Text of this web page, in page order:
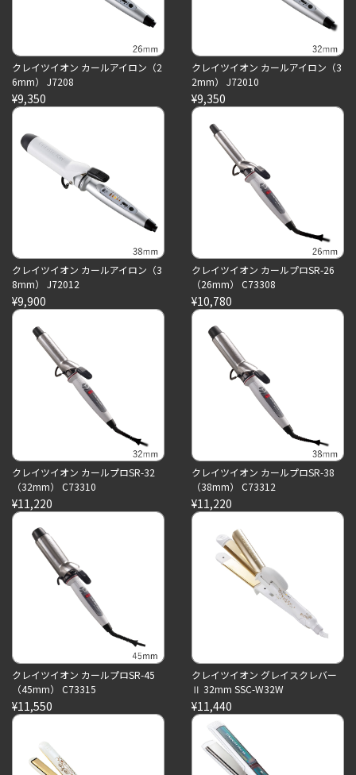
クレイツイオン カールアイロン（2
6mm） J7208
¥9,350
クレイツイオン カールアイロン（3
2mm） J72010
¥9,350
クレイツイオン カールアイロン（3
8mm） J72012
¥9,900
クレイツイオン カールプロSR-26
（26mm） C73308
¥10,780
クレイツイオン カールプロSR-32
（32mm） C73310
¥11,220
クレイツイオン カールプロSR-38
（38mm） C73312
¥11,220
クレイツイオン カールプロSR-45
（45mm） C73315
¥11,550
クレイツイオン グレイスクレバー
Ⅱ 32mm SSC-W32W
¥11,440